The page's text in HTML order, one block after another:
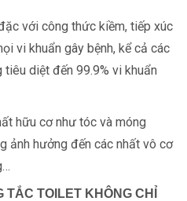
với công thức kiềm, tiếp xúc
vi khuẩn gây bệnh, kể cả các
diệt đến 99.9% vi khuẩn
hữu cơ như tóc và móng
ảnh hưởng đến các nhất vô cơ
TOILET KHÔNG CHỈ